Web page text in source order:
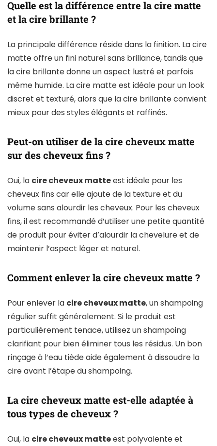
Quelle est la différence entre la cire matte
et la cire brillante ?
La principale différence réside dans la finition. La cire
matte offre un fini naturel sans brillance, tandis que
la cire brillante donne un aspect lustré et parfois
même humide. La cire matte est idéale pour un look
discret et texturé, alors que la cire brillante convient
mieux pour des styles élégants et raffinés.
Peut-on utiliser de la cire cheveux matte
sur des cheveux fins ?
Oui, la cire cheveux matteest idéale pour les
cheveux fins car elle ajoute de la texture et du
volume sans alourdir les cheveux. Pour les cheveux
fins, il est recommandé d’utiliser une petite quantité
de produit pour éviter d’alourdir la chevelure et de
maintenir l’aspect léger et naturel.
Comment enlever la cire cheveux matte ?
Pour enlever la cire cheveux matte, un shampoing
régulier suffit généralement. Si le produit est
particulièrement tenace, utilisez un shampoing
clarifiant pour bien éliminer tous les résidus. Un bon
rinçage à l’eau tiède aide également à dissoudre la
cire avant l’étape du shampoing.
La cire cheveux matte est-elle adaptée à
tous types de cheveux ?
Oui, la cire cheveux matteest polyvalente et